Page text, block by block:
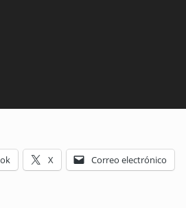
X Correo electrónico